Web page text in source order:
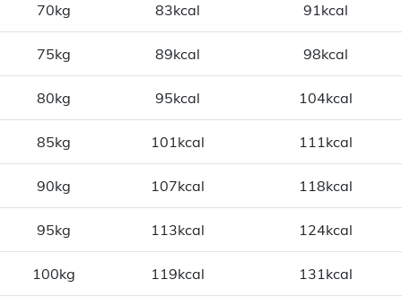
70kg 83kcal 91kcal
75kg 89kcal 98kcal
80kg 95kcal 104kcal
85kg 101kcal 111kcal
90kg 107kcal 118kcal
95kg 113kcal 124kcal
100kg 119kcal 131kcal